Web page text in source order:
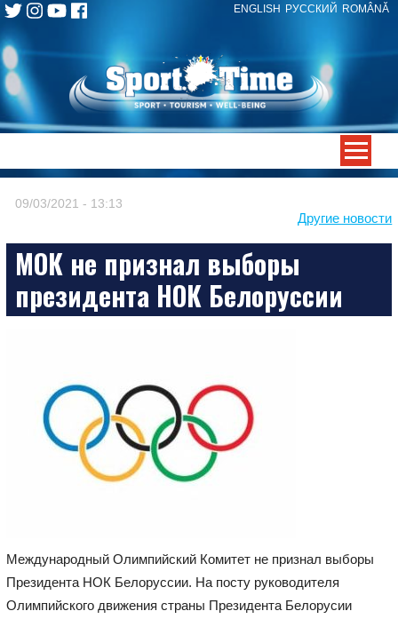
ENGLISH РУССКИЙ ROMÂNĂ
Skip
to
content
Другие новости
09/03/2021 - 13:13
МОК не признал выборы
президента НОК Белоруссии
Международный Олимпийский Комитет не признал выборы
Президента НОК Белоруссии. На посту руководителя
Олимпийского движения страны Президента Белорусии